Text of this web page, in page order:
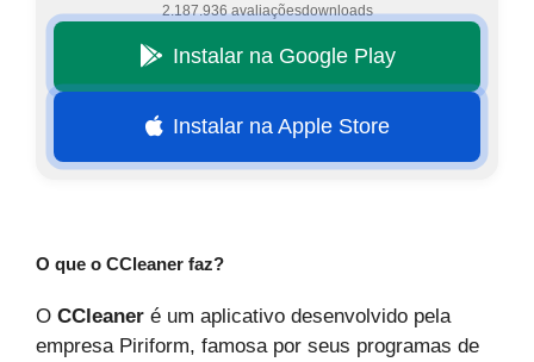
2.187.936 avaliaçõesdownloads
Instalar na Google Play
Instalar na Apple Store
O que o CCleaner faz?
O CCleaner é um aplicativo desenvolvido pela
empresa Piriform, famosa por seus programas de